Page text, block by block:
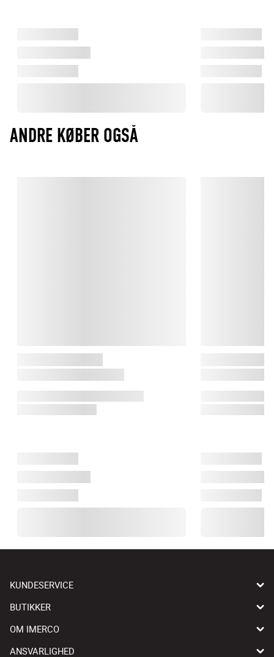
ANDRE KØBER OGSÅ
KUNDESERVICE
BUTIKKER
OM IMERCO
ANSVARLIGHED